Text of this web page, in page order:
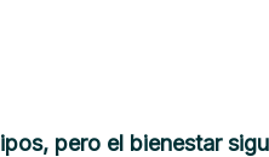
pero el bienestar